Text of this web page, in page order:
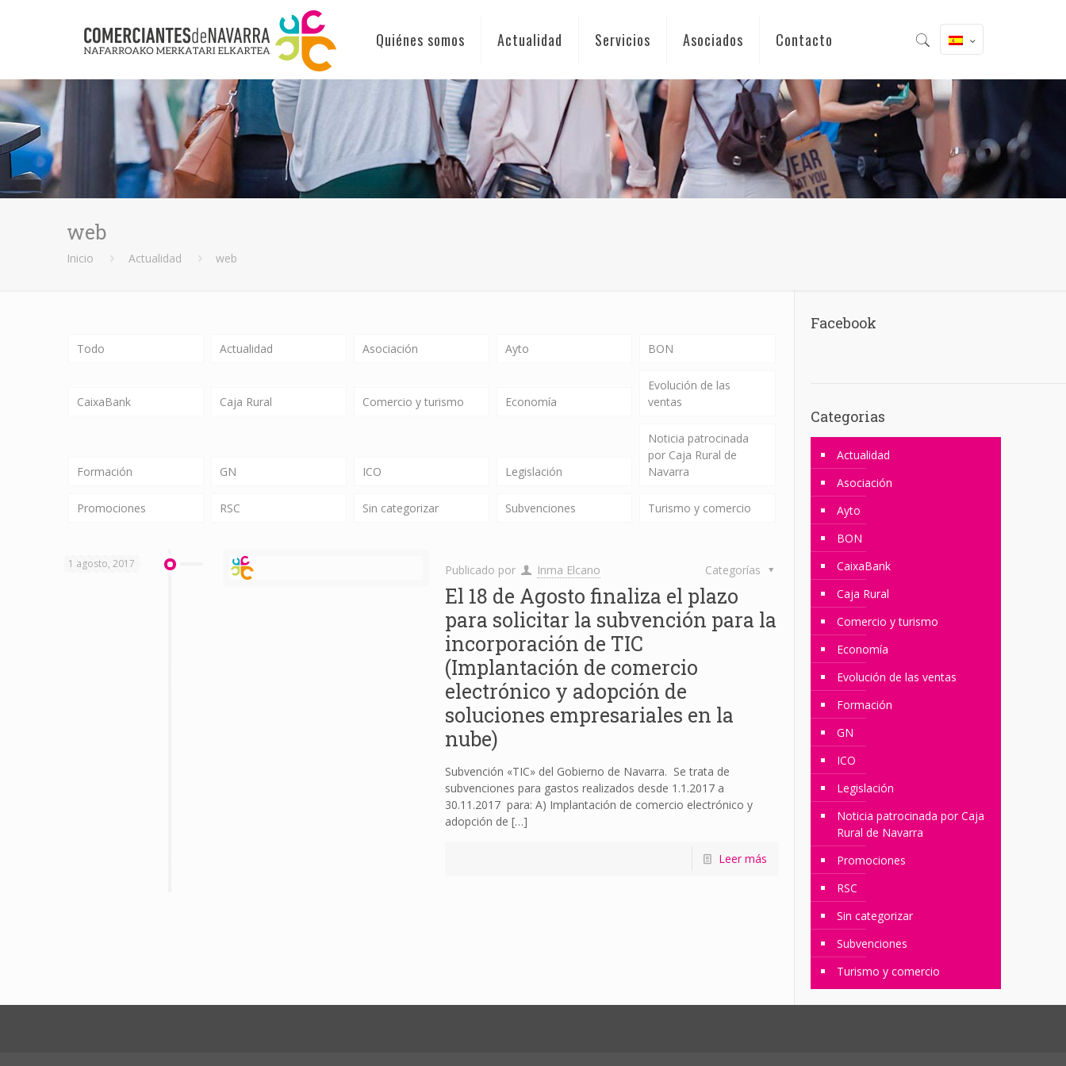
Quiénes somos Actualidad Servicios Asociados Contacto
web
Inicio Actualidad web
Todo Actualidad Asociación Ayto BON
CaixaBank Caja Rural Comercio y turismo Economía
Evolución de las
ventas
Formación GN ICO Legislación
Noticia patrocinada
por Caja Rural de
Navarra
Promociones RSC Sin categorizar Subvenciones Turismo y comercio
1 agosto, 2017 Publicado por Inma Elcano Categorías
El 18 de Agosto finaliza el plazo
para solicitar la subvención para la
incorporación de TIC
(Implantación de comercio
electrónico y adopción de
soluciones empresariales en la
nube)
Subvención «TIC» del Gobierno de Navarra. Se trata de
subvenciones para gastos realizados desde 1.1.2017 a
30.11.2017 para: A) Implantación de comercio electrónico y
adopción de […]
Leer más
Facebook
Categorias
Actualidad
Asociación
Ayto
BON
CaixaBank
Caja Rural
Comercio y turismo
Economía
Evolución de las ventas
Formación
GN
ICO
Legislación
Noticia patrocinada por Caja
Rural de Navarra
Promociones
RSC
Sin categorizar
Subvenciones
Turismo y comercio